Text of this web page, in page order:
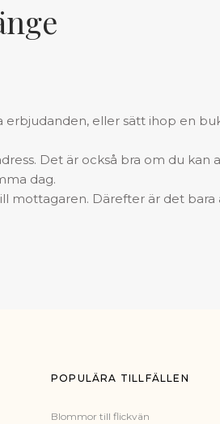
erbjudanden, eller sätt ihop en
Det är också bra om du kan
dag.
mottagaren. Därefter är det bara
POPULÄRA TILLFÄLLEN
Blommor till flickvän